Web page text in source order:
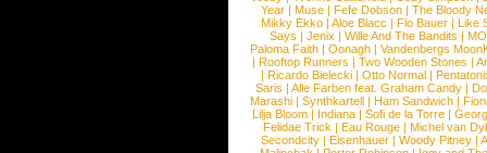
Year |Muse |Fefe Dobson |The Bloody
Mikky Ekko | Aloe Blacc | Flo Bauer | Like
Says | Jenix | Wille And The Bandits | MO
Paloma Faith |Oonagh |Vandenbergs
|Rooftop Runners |Two Wooden Stones |
| Ricardo Bielecki | Otto Normal |
Saris | Alle Farben feat. Graham Candy |
Marashi | Synthkartell | Ham Sandwich |
Lilja Bloom | Indiana | Sofi de la Torre |
Felidae Trick | Eau Rouge | Michel van
Secondcity |Eisenhauer |Woody Pitney |